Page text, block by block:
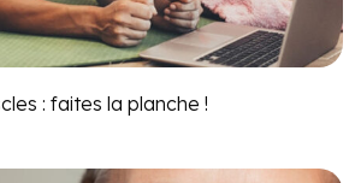
: faites la planche !